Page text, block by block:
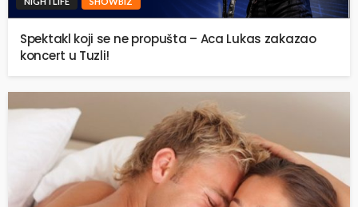
Spektakl koji se ne propušta – Aca Lukas zakazao
koncert u Tuzli!